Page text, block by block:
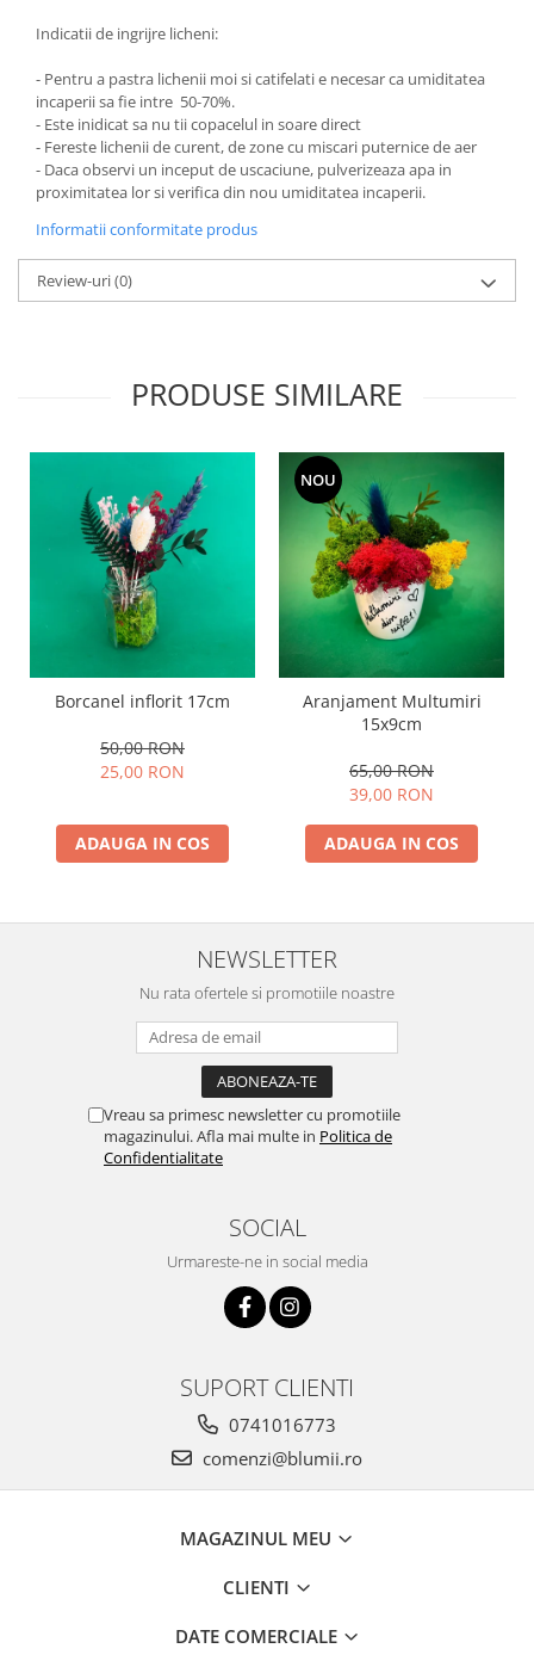
Indicatii de ingrijre licheni:
- Pentru a pastra lichenii moi si catifelati e necesar ca umiditatea
incaperii sa fie intre 50-70%.
- Este inidicat sa nu tii copacelul in soare direct
- Fereste lichenii de curent, de zone cu miscari puternice de aer
- Daca observi un inceput de uscaciune, pulverizeaza apa in
proximitatea lor si verifica din nou umiditatea incaperii.
Informatii conformitate produs
Review-uri(0)
PRODUSE SIMILARE
Borcanel inflorit 17cm
50,00 RON
25,00 RON
ADAUGA IN COS
NOU
Aranjament Multumiri
15x9cm
65,00 RON
39,00 RON
ADAUGA IN COS
NEWSLETTER
Nu rata ofertele si promotiile noastre
Vreau sa primesc newsletter cu promotiile
magazinului. Afla mai multe in Politica de
Confidentialitate
SOCIAL
Urmareste-ne in social media
SUPORT CLIENTI
0741016773
comenzi@blumii.ro
MAGAZINUL MEU
CLIENTI
DATE COMERCIALE